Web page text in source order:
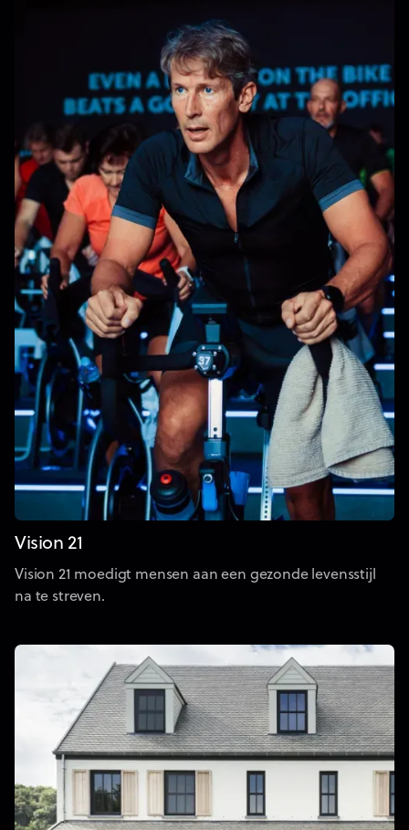
Vision 21
Vision 21 moedigt mensen aan een gezonde levensstijl
na te streven.